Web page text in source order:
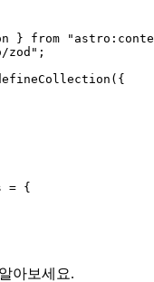
} from "
zod " ;
( {
= {
아보세요.